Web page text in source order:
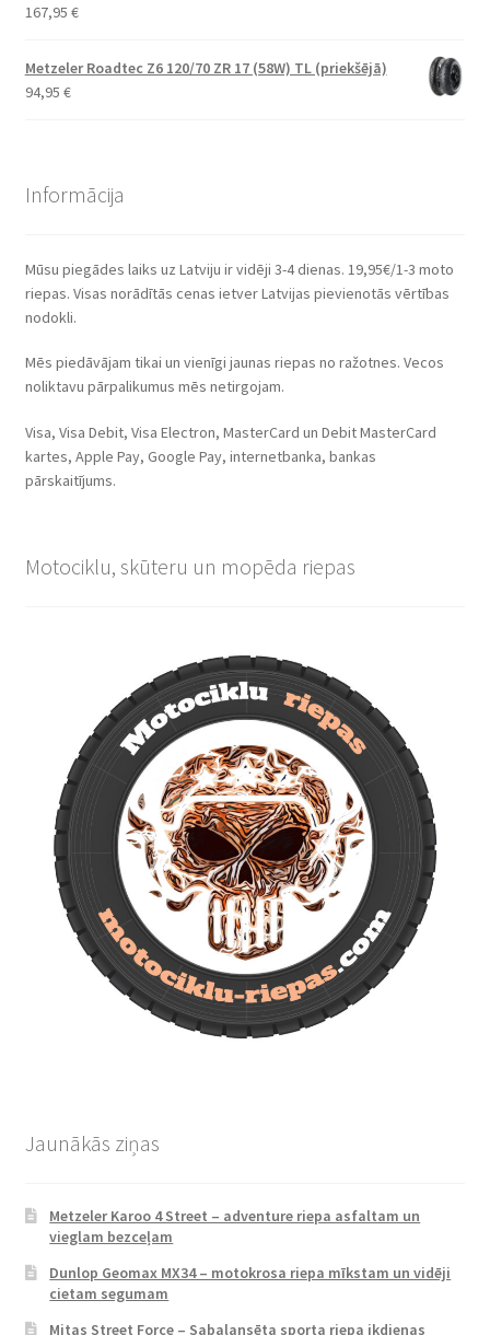
167,95 €
Metzeler Roadtec Z6 120/70 ZR 17 (58W) TL (priekšējā)
94,95 €
Informācija
Mūsu piegādes laiks uz Latviju ir vidēji 3-4 dienas. 19,95€/1-3 moto
riepas. Visas norādītās cenas ietver Latvijas pievienotās vērtības
nodokli.
Mēs piedāvājam tikai un vienīgi jaunas riepas no ražotnes. Vecos
noliktavu pārpalikumus mēs netirgojam.
Visa, Visa Debit, Visa Electron, MasterCard un Debit MasterCard
kartes, Apple Pay, Google Pay, internetbanka, bankas
pārskaitījums.
Motociklu, skūteru un mopēda riepas
Jaunākās ziņas
Metzeler Karoo 4 Street – adventure riepa asfaltam un
vieglam bezceļam
Dunlop Geomax MX34 – motokrosa riepa mīkstam un vidēji
cietam segumam
Mitas Street Force – Sabalansēta sporta riepa ikdienas